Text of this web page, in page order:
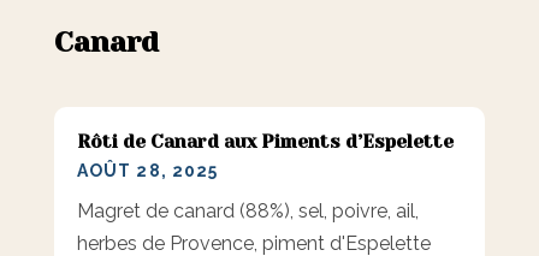
Canard
Rôti de Canard aux Piments d’Espelette
AOÛT 28, 2025
Magret de canard (88%), sel, poivre, ail,
herbes de Provence, piment d'Espelette